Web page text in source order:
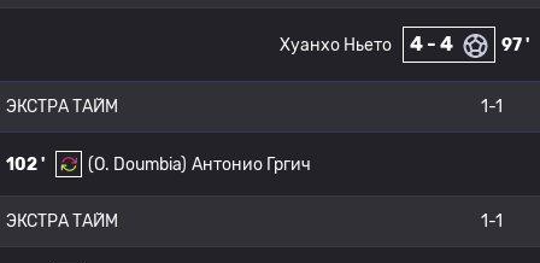
97 '
4 - 4
Хуанхо Ньето
ЭКСТРА ТАЙМ 1-1
102 ' (O. Doumbia) Антонио Гргич
ЭКСТРА ТАЙМ 1-1